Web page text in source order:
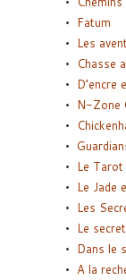
Fatum
Les
Chasse
D’encre
N-Zone
Le Tarot
Le Jade
Les
Le
Dans le
A la